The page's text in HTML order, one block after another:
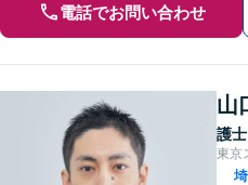
電話でお問い合わせ
山
護士
東京
埼